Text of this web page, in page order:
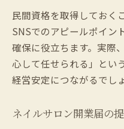
民間資格を取得しておく
SNSでのアピールポイン
確保に役立ちます。実際
心して任せられる」とい
経営安定につながるでしょ
ネイルサロン開業届の